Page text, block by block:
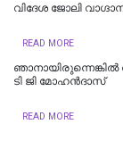
വിദേശ ജോലി
READ MORE
ഞാനായിരുന്നെങ്കില്‍
ടി ജി മോഹൻദാസ്
READ MORE